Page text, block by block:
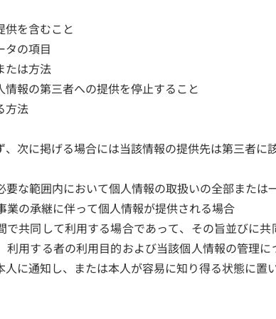
供を含むこと
タの項目
たは方法
報の第三者への提供を停止すること
方法
次に掲げる場合には当該情報の提供先は第三者に
要な範囲内において個人情報の取扱いの全部または
業の承継に伴って個人情報が提供される場合
共同して利用する場合であって、その旨並びに共
利用する者の利用目的および当該個人情報の管理
に通知し、または本人が容易に知り得る状態に置